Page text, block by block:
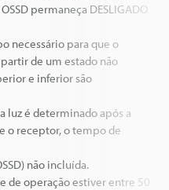
permaneça DESLIGADO
necessário para que o
de um estado não
e inferior são
luz é determinado após a
o receptor, o tempo de
não incluída.
de operação estiver entre 50